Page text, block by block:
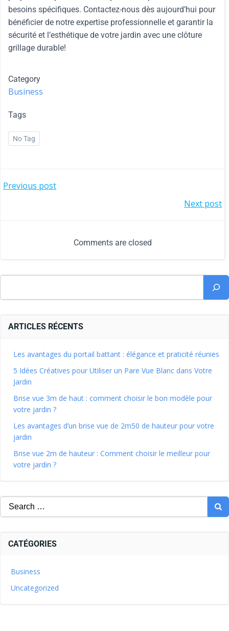
besoins spécifiques. Contactez-nous dès aujourd’hui pour
bénéficier de notre expertise professionnelle et garantir la
sécurité et l’esthétique de votre jardin avec une clôture
grillage durable!
Category
Business
Tags
No Tag
Previous post
Next post
Comments are closed
ARTICLES RÉCENTS
Les avantages du portail battant : élégance et praticité réunies
5 Idées Créatives pour Utiliser un Pare Vue Blanc dans Votre
Jardin
Brise vue 3m de haut : comment choisir le bon modèle pour
votre jardin ?
Les avantages d’un brise vue de 2m50 de hauteur pour votre
jardin
Brise vue 2m de hauteur : Comment choisir le meilleur pour
votre jardin ?
CATÉGORIES
Business
Uncategorized